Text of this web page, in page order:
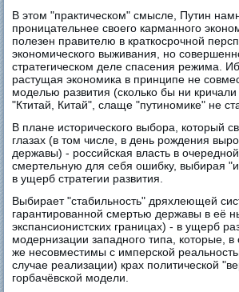
В этом "практическом" смысле, Путин
проницательнее своего карманного
полезен правителю в краткосрочной
экономического выживания, но
стратегическом деле спасения режима.
растущая экономика в принципе не
моделью развития (сколько бы ни кричали
"Ктитай, Китай", слаще "путиномике" не
В плане исторического выбора, который
глазах (в том числе, в день рождения
державы) - российская власть в
смертельную для себя ошибку, выбирая
в ущерб стратегии развития.
Выбирает "стабильность" дряхлеющей
гарантированной смертью державы в её
экспансионистских границах) - в ущерб
модернизации западного типа, которые, в
же несовместимы с имперской
случае реализации) крах политической
горбачёвской модели.